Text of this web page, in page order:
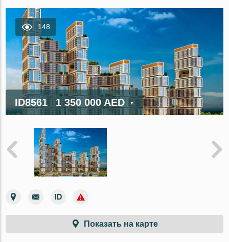
148
ID8561 1 350 000 AED
Показать на карте